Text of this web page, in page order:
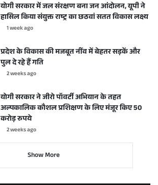
योगी सरकार में जल संरक्षण बना जन आंदोलन, यूपी ने
हासिल किया संयुक्त राष्ट्र का छठवां सतत विकास लक्ष्य
1 week ago
प्रदेश के विकास की मजबूत नींव में बेहतर सड़कें और
पुल दे रहे हैं गति
2 weeks ago
योगी सरकार ने जीरो पॉवर्टी अभियान के तहत
अल्पकालिक कौशल प्रशिक्षण के लिए मंजूर किए 50
करोड़ रुपये
2 weeks ago
Show More